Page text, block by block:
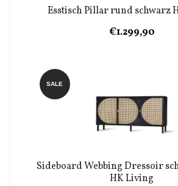
Esstisch Pillar rund schwarz
€1.299,90
Sideboard Webbing Dressoir
HK Living
SALE